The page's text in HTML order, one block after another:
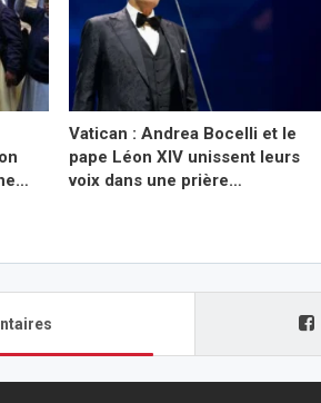
Vatican : Andrea Bocelli et le
pape Léon XIV unissent leurs
voix dans une prière…